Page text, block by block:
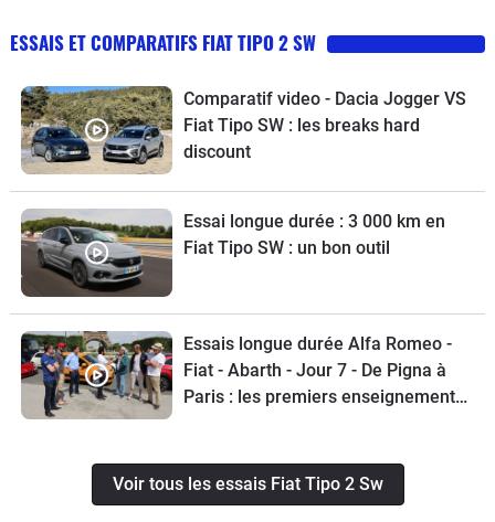
ESSAIS ET COMPARATIFS FIAT TIPO 2 SW
Comparatif video - Dacia Jogger VS
Fiat Tipo SW : les breaks hard
discount
Essai longue durée : 3 000 km en
Fiat Tipo SW : un bon outil
Essais longue durée Alfa Romeo -
Fiat - Abarth - Jour 7 - De Pigna à
Paris : les premiers enseignements
Voir tous les essais Fiat Tipo 2 Sw